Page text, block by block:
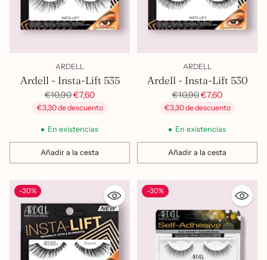
ARDELL
Ardell - Insta-Lift 535
Precio
habitual
€10,90€7,60
€3,30 de descuento
En existencias
Añadir a la cesta
Cantidad
ARDELL
Ardell - Insta-Lift 530
Precio
habitual
€10,90€7,60
€3,30 de descuento
En existencias
Añadir a la cesta
Cantidad
-30% -30%